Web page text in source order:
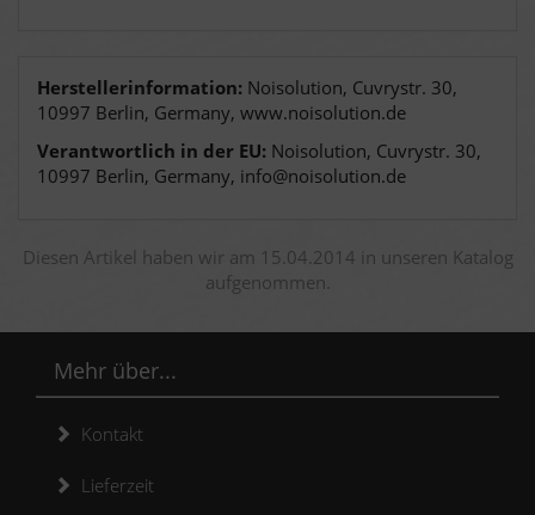
Herstellerinformation: Noisolution, Cuvrystr. 30,
10997 Berlin, Germany, www.noisolution.de
Verantwortlich in der EU: Noisolution, Cuvrystr. 30,
10997 Berlin, Germany, info@noisolution.de
Diesen Artikel haben wir am 15.04.2014 in unseren Katalog
aufgenommen.
Mehr über...
Kontakt
Lieferzeit